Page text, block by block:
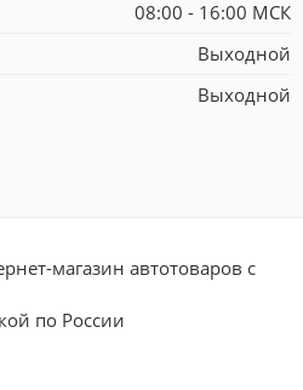
08:00 - 16:00 МСК
Выходной
Выходной
магазин автотоваров с
по России